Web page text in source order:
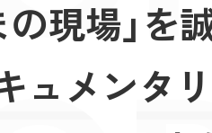
の現場」を
ュメンタ